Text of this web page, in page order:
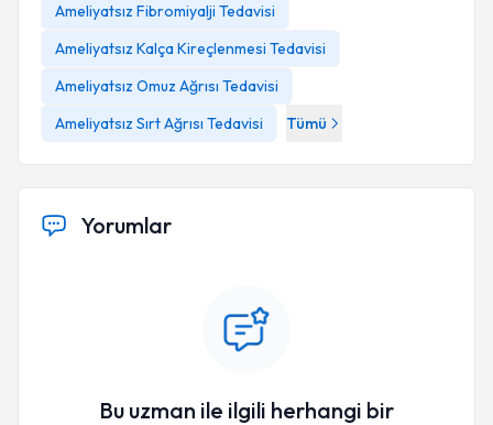
Ameliyatsız Fibromiyalji Tedavisi
Ameliyatsız Kalça Kireçlenmesi Tedavisi
Ameliyatsız Omuz Ağrısı Tedavisi
Ameliyatsız Sırt Ağrısı Tedavisi
Tümü
Yorumlar
Bu uzman ile ilgili herhangi bir